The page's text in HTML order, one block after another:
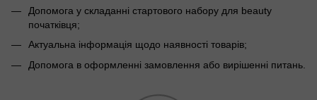
Допомога у складанні стартового набору для beauty
початківця;
Актуальна інформація щодо наявності товарів;
Допомога в оформленні замовлення або вирішенні питань.